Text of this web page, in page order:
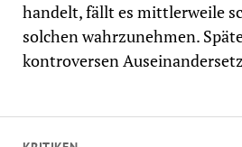
handelt, fällt es mittlerweile
solchen wahrzunehmen.
kontroversen